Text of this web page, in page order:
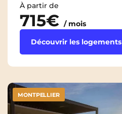
À partir de
715€ / mois
Découvrir les logements
MONTPELLIER